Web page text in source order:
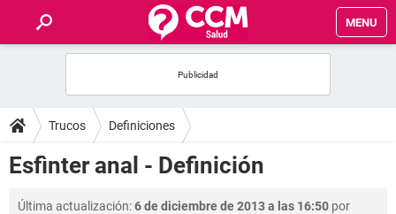
MENU
FOROS
SALUD
FAMILIA
Trucos Definiciones
Esfìnter anal - Definición
Última actualización:6 de diciembre de 2013 a las 16:50 por